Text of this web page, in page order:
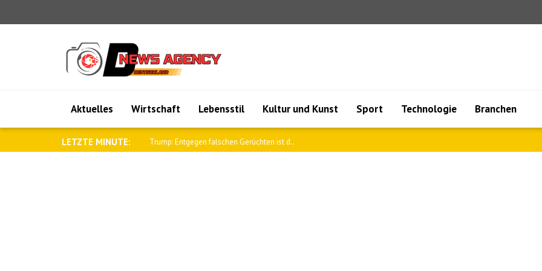
Aktuelles Wirtschaft Lebensstil Kultur und Kunst Sport Technologie Branchen
LETZTE MINUTE: Al-Scharaa empfing den britischen Nation..